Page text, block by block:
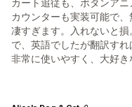
カート追従も、ボタンア
カウンターも実装可能で、
凄すぎます。入れないと
で、英語でしたが翻訳すれ
非常に使いやすく、大好き